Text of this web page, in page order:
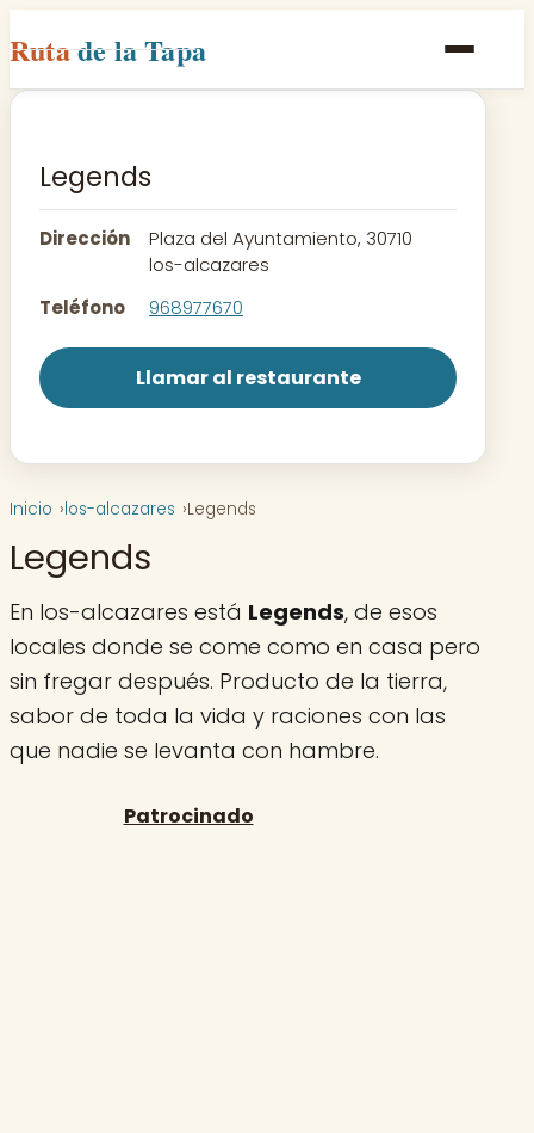
Rutade la Tapa
Inicio
Rutas
Contacto
Legends
Dirección
Plaza del Ayuntamiento, 30710
los-alcazares
Teléfono
968977670
Llamar al restaurante
Inicio los-alcazares Legends
Legends
En los-alcazares está Legends, de esos
locales donde se come como en casa pero
sin fregar después. Producto de la tierra,
sabor de toda la vida y raciones con las
que nadie se levanta con hambre.